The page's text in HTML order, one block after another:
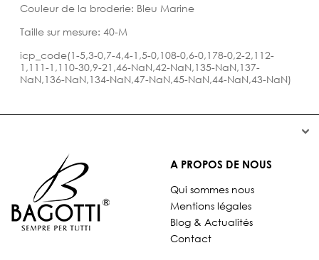
Couleur de la broderie: Bleu Marine
Taille sur mesure: 40-M
icp_code(1-5,3-0,7-4,4-1,5-0,108-0,6-0,178-0,2-2,112-
1,111-1,110-30,9-21,46-NaN,42-NaN,135-NaN,137-
NaN,136-NaN,134-NaN,47-NaN,45-NaN,44-NaN,43-NaN)


A PROPOS DE NOUS
Qui sommes nous
Mentions légales
Blog & Actualités
Contact